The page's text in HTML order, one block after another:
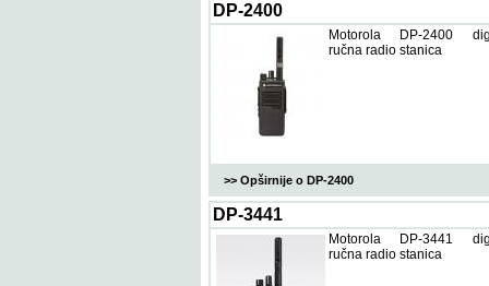
DP-2400
Motorola DP-2400
ručna radio stanica
>> Opširnije o DP-2400
DP-3441
Motorola DP-3441
ručna radio stanica